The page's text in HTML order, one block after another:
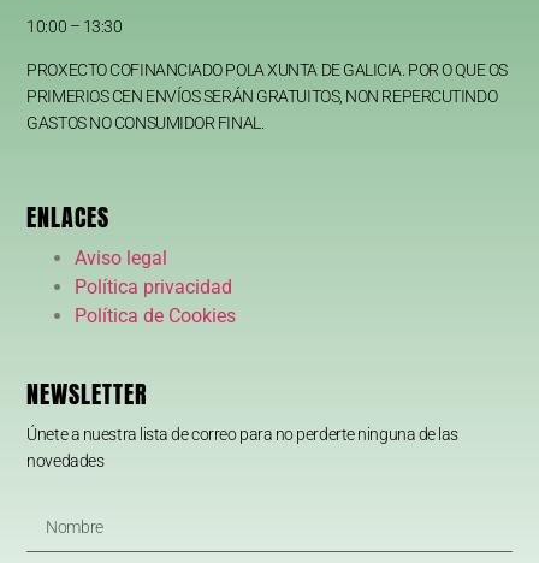
10:00 – 13:30
PROXECTO COFINANCIADO POLA XUNTA DE GALICIA. POR O QUE OS
PRIMERIOS CEN ENVÍOS SERÁN GRATUITOS, NON REPERCUTINDO
GASTOS NO CONSUMIDOR FINAL.
ENLACES
Aviso legal
Política privacidad
Política de Cookies
NEWSLETTER
Únete a nuestra lista de correo para no perderte ninguna de las
novedades